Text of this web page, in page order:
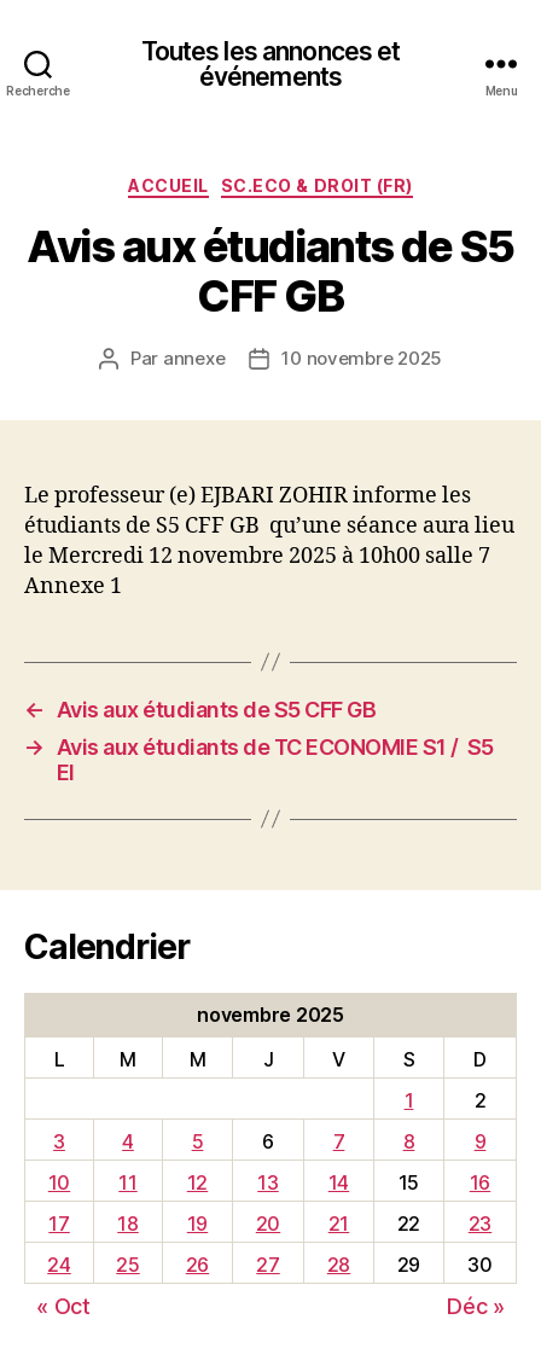
Recherche
Toutes les annonces et
événements
Menu
Catégories
ACCUEIL SC.ECO & DROIT (FR)
Avis aux étudiants de S5
CFF GB
Auteur
Par annexe
Date10 novembre 2025
Le professeur (e) EJBARI ZOHIR informe les
étudiants de S5 CFF GB qu’une séance aura lieu
le Mercredi 12 novembre 2025 à 10h00 salle 7
Annexe 1
←
Avis aux étudiants de S5 CFF GB
→
Avis aux étudiants de TC ECONOMIE S1 / S5
EI
Calendrier
novembre 2025
L
M M J V S
D
1
2
3
4 5 6 7 8
9
10
11 12 13 14 15
16
17
18 19 20 21 22
23
24
25 26 27 28 29 30
« Oct Déc »